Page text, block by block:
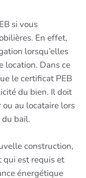
si vous
En effet,
lorsqu’elles
location. Dans ce
le certificat PEB
du bien. Il doit
ou au locataire lors
du bail.
construction,
qui est requis et
énergétique